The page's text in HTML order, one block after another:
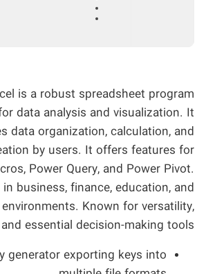
is a robust spreadsheet program
data analysis and visualization. It
data organization, calculation, and
by users. It offers features for
Power Query, and Power Pivot.
business, finance, education, and
Known for versatility,
essential decision-making tools.
generator exporting keys into